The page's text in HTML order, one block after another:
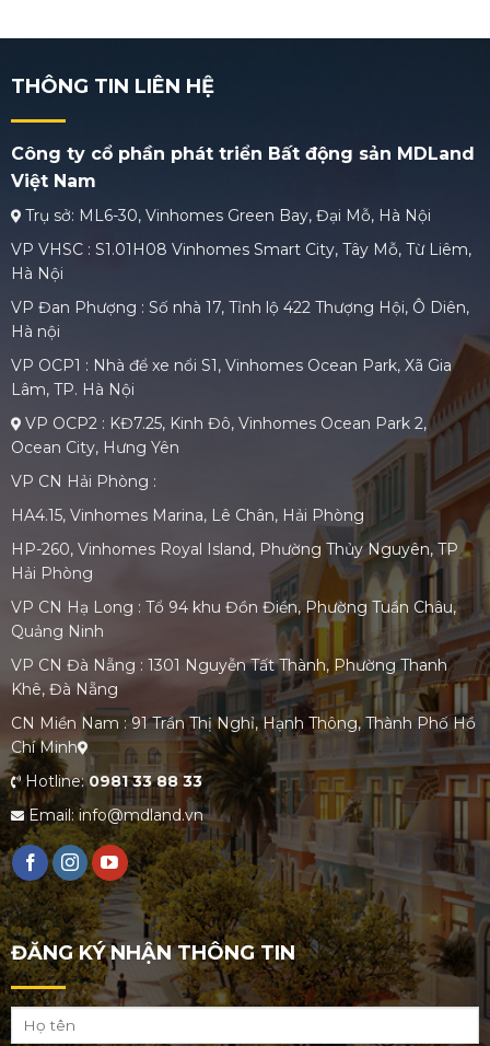
THÔNG TIN LIÊN HỆ
Công ty cổ phần phát triển Bất động sản MDLand
Việt Nam
Trụ sở: ML6-30, Vinhomes Green Bay, Đại Mỗ, Hà Nội
VP VHSC : S1.01H08 Vinhomes Smart City, Tây Mỗ, Từ Liêm,
Hà Nội
VP Đan Phượng : Số nhà 17, Tỉnh lộ 422 Thượng Hội, Ô Diên,
Hà nội
VP OCP1 : Nhà để xe nổi S1, Vinhomes Ocean Park, Xã Gia
Lâm, TP. Hà Nội
VP OCP2 : KĐ7.25, Kinh Đô, Vinhomes Ocean Park 2,
Ocean City, Hưng Yên
VP CN Hải Phòng :
HA4.15, Vinhomes Marina, Lê Chân, Hải Phòng
HP-260, Vinhomes Royal Island, Phường Thủy Nguyên, TP
Hải Phòng
VP CN Hạ Long : Tổ 94 khu Đồn Điền, Phường Tuần Châu,
Quảng Ninh
VP CN Đà Nẵng : 1301 Nguyễn Tất Thành, Phường Thanh
Khê, Đà Nẵng
CN Miền Nam : 91 Trần Thị Nghỉ, Hạnh Thông, Thành Phố Hồ
Chí Minh
Hotline:0981 33 88 33
Email: info@mdland.vn
ĐĂNG KÝ NHẬN THÔNG TIN